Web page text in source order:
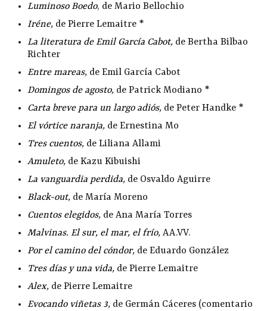
Luminoso Boedo, de Mario Bellochio
Iréne, de Pierre Lemaitre *
La literatura de Emil García Cabot, de Bertha Bilbao
Richter
Entre mareas, de Emil García Cabot
Domingos de agosto, de Patrick Modiano *
Carta breve para un largo adiós, de Peter Handke *
El vórtice naranja, de Ernestina Mo
Tres cuentos, de Liliana Allami
Amuleto, de Kazu Kibuishi
La vanguardia perdida, de Osvaldo Aguirre
Black-out,de María Moreno
Cuentos elegidos, de Ana María Torres
Malvinas. El sur, el mar, el frío, AA.VV.
Por el camino del cóndor, de Eduardo González
Tres días y una vida, de Pierre Lemaitre
Alex, de Pierre Lemaitre
Evocando viñetas 3, de Germán Cáceres (comentario